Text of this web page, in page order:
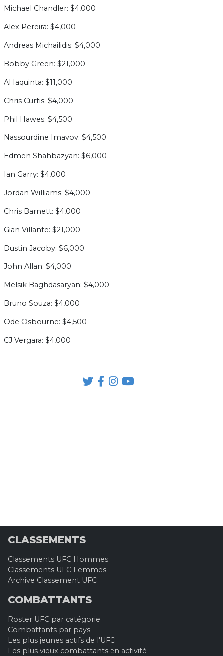
Michael Chandler: $4,000
Alex Pereira: $4,000
Andreas Michailidis: $4,000
Bobby Green: $21,000
Al Iaquinta: $11,000
Chris Curtis: $4,000
Phil Hawes: $4,500
Nassourdine Imavov: $4,500
Edmen Shahbazyan: $6,000
Ian Garry: $4,000
Jordan Williams: $4,000
Chris Barnett: $4,000
Gian Villante: $21,000
Dustin Jacoby: $6,000
John Allan: $4,000
Melsik Baghdasaryan: $4,000
Bruno Souza: $4,000
Ode Osbourne: $4,500
CJ Vergara: $4,000
CLASSEMENTS
Classements UFC Hommes
Classements UFC Femmes
Archive Classement UFC
COMBATTANTS
Roster UFC par catégorie
Combattants par pays
Les plus jeunes actifs de l'UFC
Les plus vieux combattants en activité